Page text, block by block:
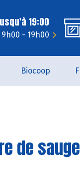
19:00
- 19h00
Biocoop
de sauge